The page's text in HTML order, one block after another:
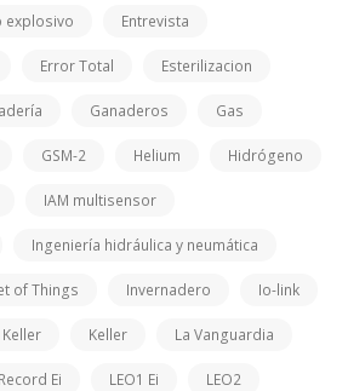
explosivo Entrevista
Error Total Esterilizacion
Ganaderos Gas
GSM-2 Helium Hidrógeno
IAM multisensor
Ingeniería hidráulica y neumática
of Things Invernadero Io-link
Keller Keller La Vanguardia
Ei LEO1 Ei LEO2